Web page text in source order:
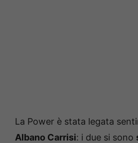
La Power è stata legata
Albano Carrisi: i due si sono